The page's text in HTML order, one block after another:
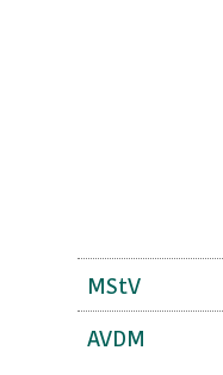
MStV
AVDM